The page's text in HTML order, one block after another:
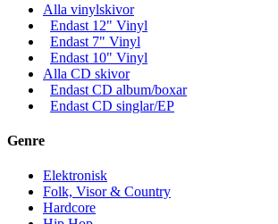
Alla vinylskivor
Endast 12" Vinyl
Endast 7" Vinyl
Endast 10" Vinyl
Alla CD skivor
Endast CD album/boxar
Endast CD singlar/EP
Genre
Elektronisk
Folk, Visor & Country
Hardcore